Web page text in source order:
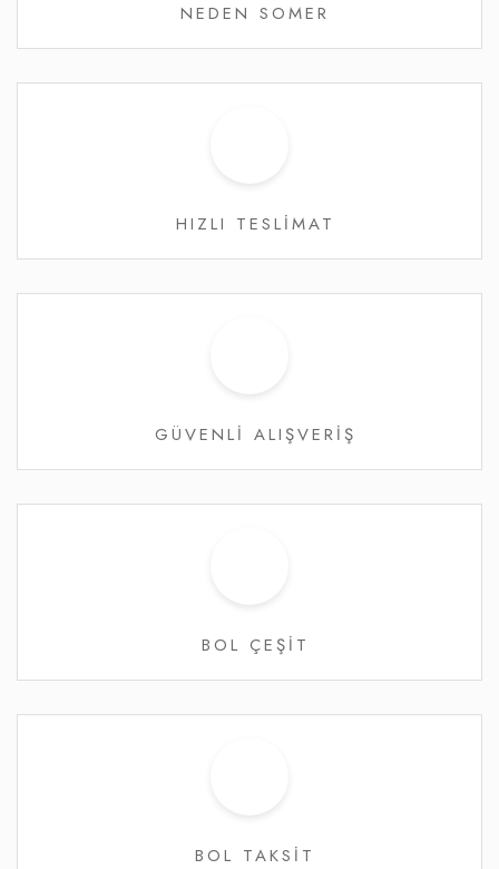
NEDEN SOMER
HIZLI TESLİMAT
GÜVENLİ ALIŞVERİŞ
BOL ÇEŞİT
BOL TAKSİT